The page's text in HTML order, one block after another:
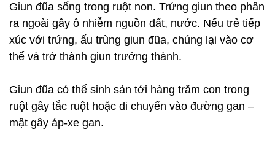
Giun đũa sống trong ruột non. Trứng giun theo phân
ra ngoài gây ô nhiễm nguồn đất, nước. Nếu trẻ tiếp
xúc với trứng, ấu trùng giun đũa, chúng lại vào cơ
thể và trở thành giun trưởng thành.
Giun đũa có thể sinh sản tới hàng trăm con trong
ruột gây tắc ruột hoặc di chuyển vào đường gan –
mật gây áp-xe gan.